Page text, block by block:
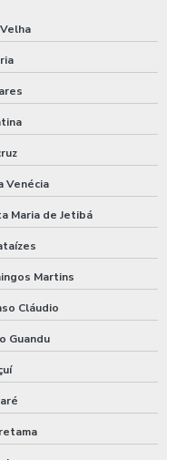
Venécia
Maria de Jetibá
Martins
Cláudio
Guandu